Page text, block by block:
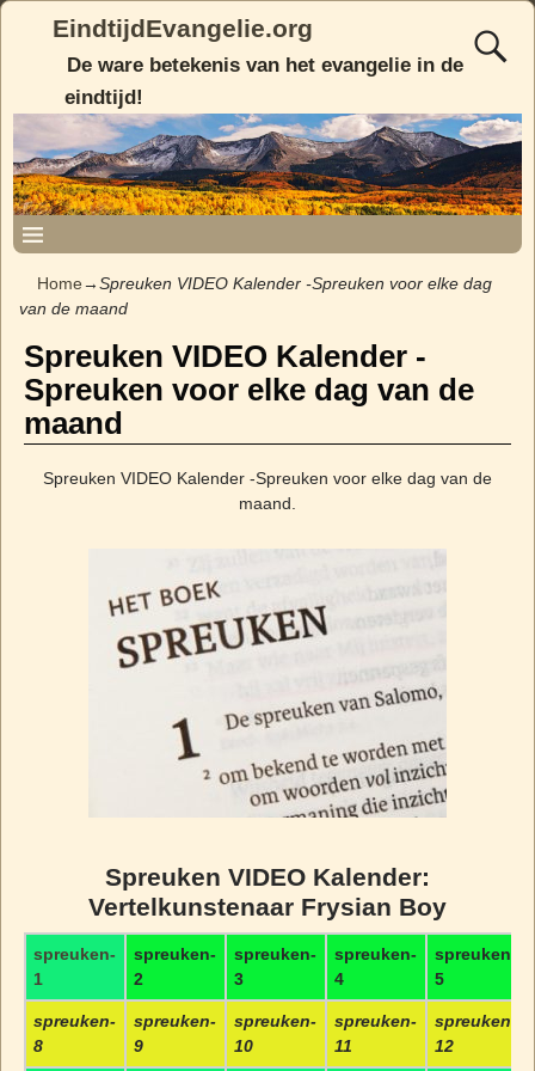
EindtijdEvangelie.org
De ware betekenis van het evangelie in de
eindtijd!
Home→Spreuken VIDEO Kalender -Spreuken voor elke dag
van de maand
Spreuken VIDEO Kalender -
Spreuken voor elke dag van de
maand
Spreuken VIDEO Kalender -Spreuken voor elke dag van de
maand.
Spreuken VIDEO Kalender:
Vertelkunstenaar Frysian Boy
spreuken-
1
spreuken-
2
spreuken-
3
spreuken-
4
spreuken-
5
spreuken-
8
spreuken-
9
spreuken-
10
spreuken-
11
spreuken-
12